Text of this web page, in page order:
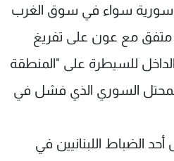
سواء في سوق الغرب
متفق مع عون على تفريغ
للسيطرة على "المنطقة
السوري الذي فشل في
الضباط اللبنانيين في